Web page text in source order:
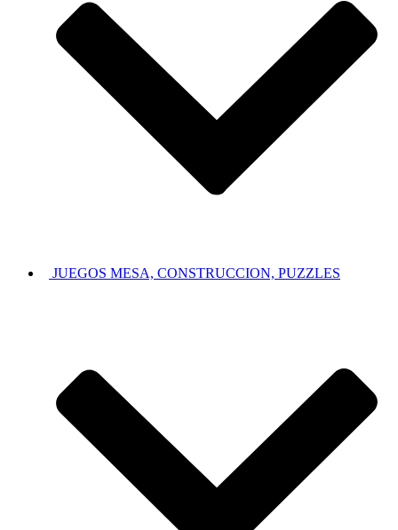
JUEGOS MESA, CONSTRUCCION, PUZZLES